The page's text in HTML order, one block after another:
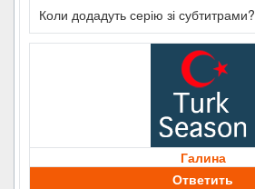
Коли додадуть серію зі субтитрами?
Галина
Ответить